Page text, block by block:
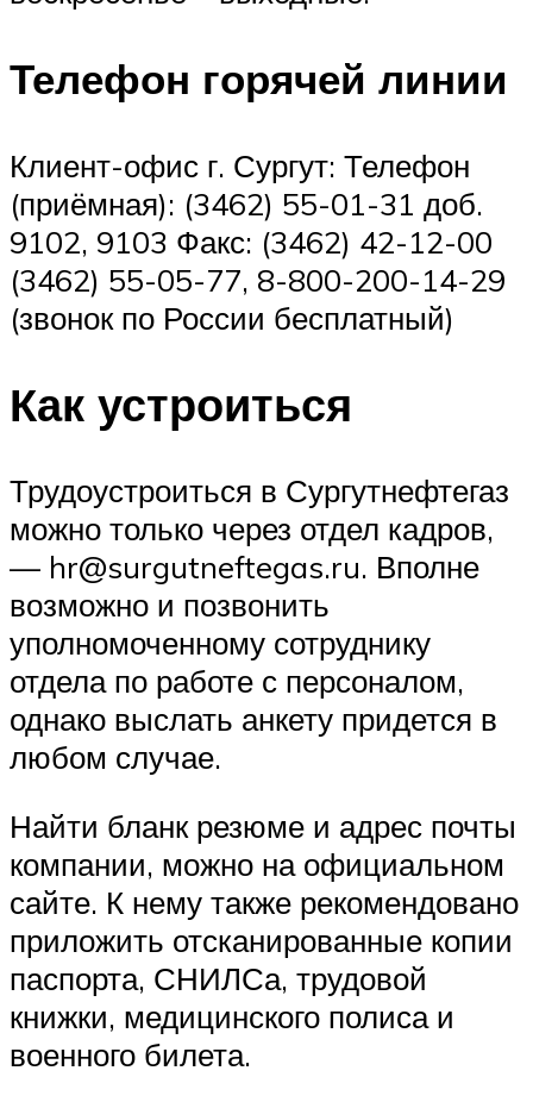
Телефон горячей линии
Клиент-офис г. Сургут: Телефон
(приёмная): (3462) 55-01-31 доб.
9102, 9103 Факс: (3462) 42-12-00
(3462) 55-05-77, 8-800-200-14-29
(звонок по России бесплатный)
Как устроиться
Трудоустроиться в Сургутнефтегаз
можно только через отдел кадров,
— hr@surgutneftegas.ru. Вполне
возможно и позвонить
уполномоченному сотруднику
отдела по работе с персоналом,
однако выслать анкету придется в
любом случае.
Найти бланк резюме и адрес почты
компании, можно на официальном
сайте. К нему также рекомендовано
приложить отсканированные копии
паспорта, СНИЛСа, трудовой
книжки, медицинского полиса и
военного билета.